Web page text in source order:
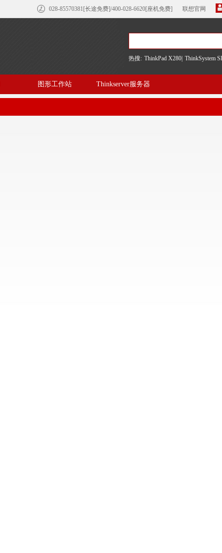
联想官网
028-85570381[长途免费]/400-028-6620[座机免费]
热搜: ThinkPad X280| ThinkSystem
图形工作站 Thinkserver服务器